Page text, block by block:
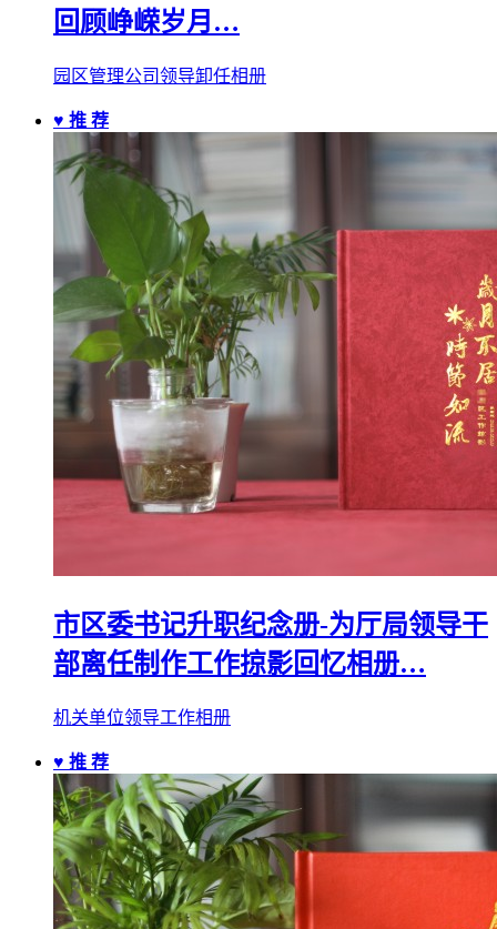
回顾峥嵘岁月…
园区管理公司领导卸任相册
♥ 推 荐
市区委书记升职纪念册-为厅局领导干
部离任制作工作掠影回忆相册…
机关单位领导工作相册
♥ 推 荐